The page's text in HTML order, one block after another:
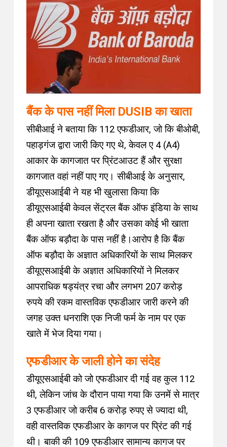
बैंक के पास नहीं मिला DUSIB का खाता
सीबीआई ने बताया कि 112 एफडीआर, जो कि बीओबी,
पहाड़गंज द्वारा जारी किए गए थे, केवल ए 4 (A4)
आकार के कागजात पर प्रिंटआउट हैं और सुरक्षा
कागजात वहां नहीं पाए गए। सीबीआई के अनुसार,
डीयूएसआईबी ने यह भी खुलासा किया कि
डीयूएसआईबी केवल सेंट्रल बैंक ऑफ इंडिया के साथ
ही अपना खाता रखता है और उसका कोई भी खाता
बैंक ऑफ बड़ौदा के पास नहीं है।आरोप है कि बैंक
ऑफ बड़ौदा के अज्ञात अधिकारियों के साथ मिलकर
डीयूएसआईबी के अज्ञात अधिकारियों ने मिलकर
आपराधिक षड्यंत्र रचा और लगभग 207 करोड़
रुपये की रकम वास्तविक एफडीआर जारी करने की
जगह उक्त धनराशि एक निजी फर्म के नाम पर एक
खाते में भेज दिया गया।
एफडीआर के जाली होने का संदेह
डीयूएसआईबी को जो एफडीआर दी गई वह कुल 112
थी, लेकिन जांच के दौरान पाया गया कि उनमें से मात्र
3 एफडीआर जो करीब 6 करोड़ रुपए से ज्यादा थी,
वही वास्तविक एफडीआर के कागज पर प्रिंट की गई
थी। बाकी की 109 एफडीआर सामान्य कागज पर